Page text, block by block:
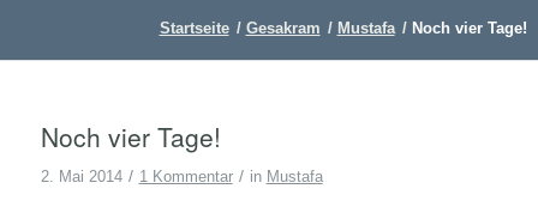
Startseite / Gesakram / Mustafa / Noch vier Tage!
Noch vier Tage!
2. Mai 2014 / 1 Kommentar / in Mustafa